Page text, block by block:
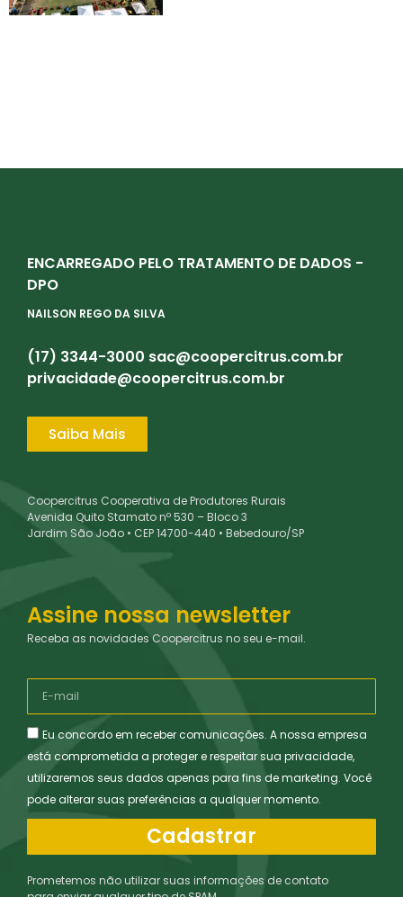
ENCARREGADO PELO TRATAMENTO DE DADOS -
DPO
NAILSON REGO DA SILVA
(17) 3344-3000 sac@coopercitrus.com.br
privacidade@coopercitrus.com.br
Saiba Mais
Coopercitrus Cooperativa de Produtores Rurais
Avenida Quito Stamato nº 530 – Bloco 3
Jardim São João • CEP 14700-440 • Bebedouro/SP
Assine nossa newsletter
Receba as novidades Coopercitrus no seu e-mail.
Eu concordo em receber comunicações. A nossa empresa
está comprometida a proteger e respeitar sua privacidade,
utilizaremos seus dados apenas para fins de marketing. Você
pode alterar suas preferências a qualquer momento.
Cadastrar
Prometemos não utilizar suas informações de contato